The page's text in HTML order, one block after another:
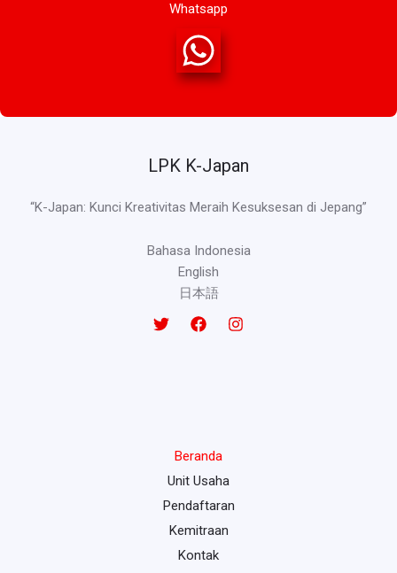
Whatsapp
LPK K-Japan
“K-Japan: Kunci Kreativitas Meraih Kesuksesan di Jepang”
Bahasa Indonesia
English
日本語
Beranda
Unit Usaha
Pendaftaran
Kemitraan
Kontak